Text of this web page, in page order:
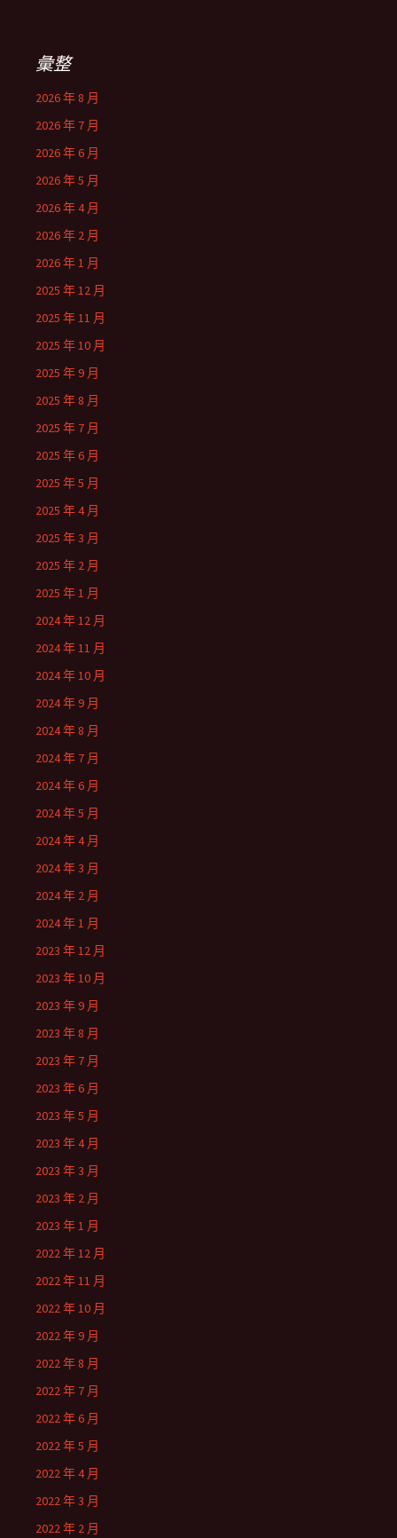
彙整
2026 年 8 月
2026 年 7 月
2026 年 6 月
2026 年 5 月
2026 年 4 月
2026 年 2 月
2026 年 1 月
2025 年 12 月
2025 年 11 月
2025 年 10 月
2025 年 9 月
2025 年 8 月
2025 年 7 月
2025 年 6 月
2025 年 5 月
2025 年 4 月
2025 年 3 月
2025 年 2 月
2025 年 1 月
2024 年 12 月
2024 年 11 月
2024 年 10 月
2024 年 9 月
2024 年 8 月
2024 年 7 月
2024 年 6 月
2024 年 5 月
2024 年 4 月
2024 年 3 月
2024 年 2 月
2024 年 1 月
2023 年 12 月
2023 年 10 月
2023 年 9 月
2023 年 8 月
2023 年 7 月
2023 年 6 月
2023 年 5 月
2023 年 4 月
2023 年 3 月
2023 年 2 月
2023 年 1 月
2022 年 12 月
2022 年 11 月
2022 年 10 月
2022 年 9 月
2022 年 8 月
2022 年 7 月
2022 年 6 月
2022 年 5 月
2022 年 4 月
2022 年 3 月
2022 年 2 月